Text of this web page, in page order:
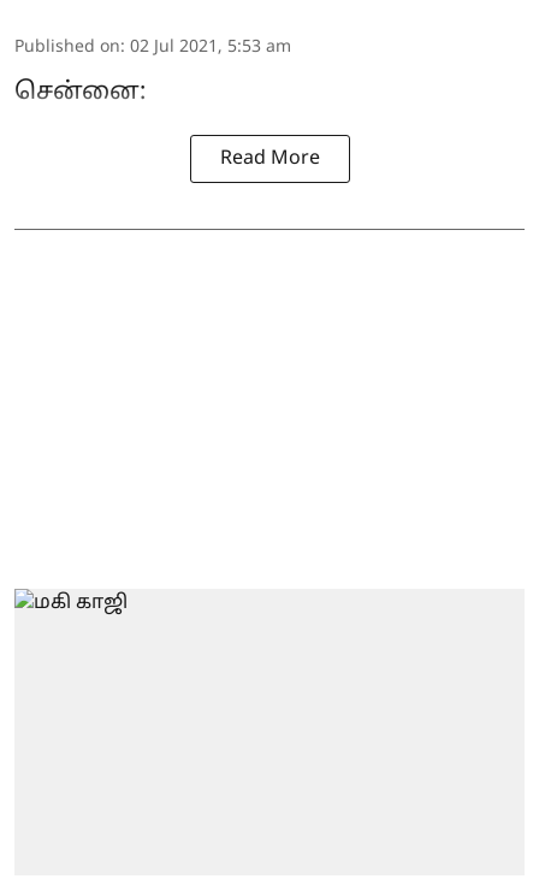
Published on: 02 Jul 2021, 5:53 am
சென்னை:
Read More